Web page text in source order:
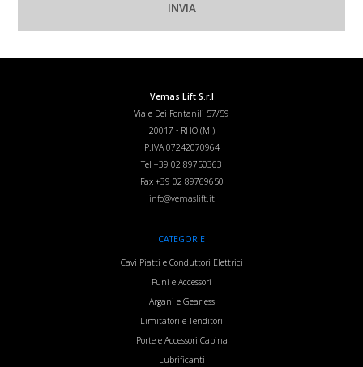
Vemas Lift S.r.l
Viale Dei Fontanili 57/59
20017 - RHO (MI)
P.IVA 07242070964
Tel +39 02 89750363
Fax +39 02 89769650
info@vemaslift.it
CATEGORIE
Cavi Piatti e Conduttori Elettrici
Funi e Accessori
Argani e Gearless
Limitatori e Tenditori
Porte e Accessori Cabina
Lubrificanti